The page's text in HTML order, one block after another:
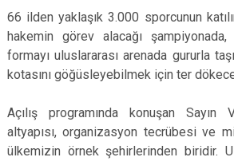
66 ilden yaklaşık 3.000 sporcunun
hakemin görev alacağı şampiyonada,
formayı uluslararası arenada gururla
kotasını göğüsleyebilmek için ter
Açılış programında konuşan
altyapısı, organizasyon tecrübesi ve
ülkemizin örnek şehirlerinden biridir.